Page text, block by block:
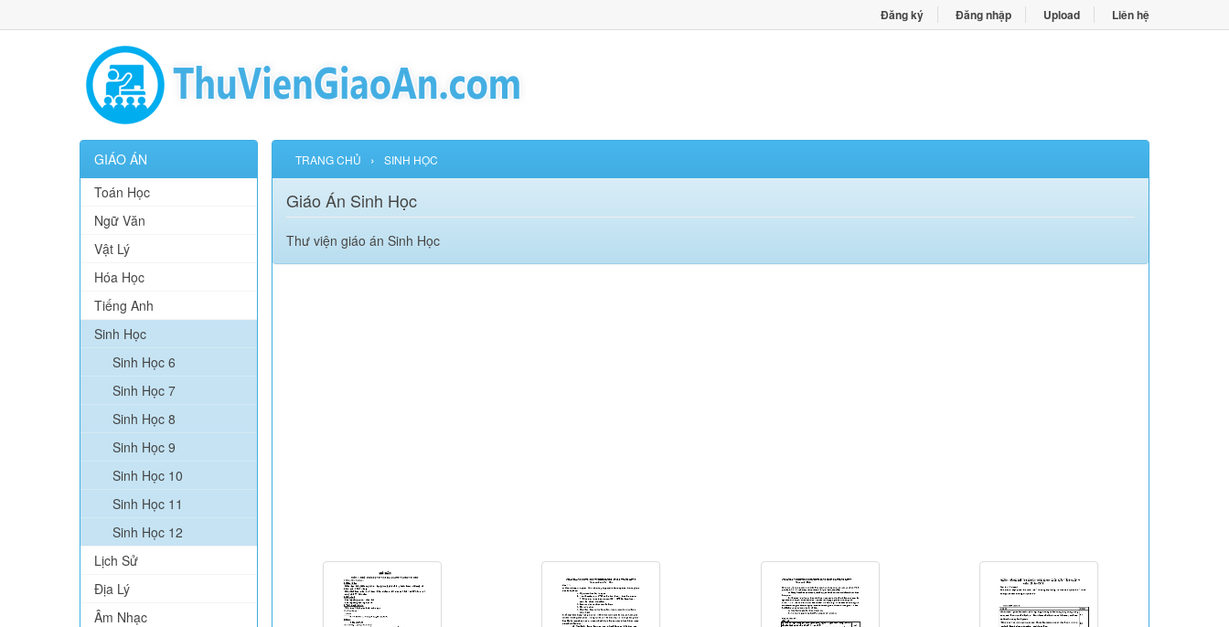
Đăng ký Đăng nhập Upload Liên hệ
GIÁO ÁN
Toán Học
Ngữ Văn
Vật Lý
Hóa Học
Tiếng Anh
Sinh Học
Sinh Học 6
Sinh Học 7
Sinh Học 8
Sinh Học 9
Sinh Học 10
Sinh Học 11
Sinh Học 12
Lịch Sử
Địa Lý
Âm Nhạc
TRANG CHỦ › SINH HỌC
Giáo Án Sinh Học
Thư viện giáo án Sinh Học